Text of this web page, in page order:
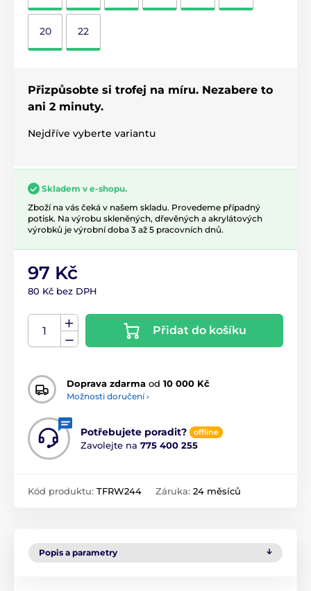
20 22
Přizpůsobte si trofej na míru. Nezabere to
ani 2 minuty.
Nejdříve vyberte variantu
Skladem v e-shopu.
Zboží na vás čeká v našem skladu. Provedeme případný
potisk. Na výrobu skleněných, dřevěných a akrylátových
výrobků je výrobní doba 3 až 5 pracovních dnů.
97 Kč
80 Kč bez DPH
Přidat do košíku
Doprava zdarma od 10 000 Kč
Možnosti doručení ›
Potřebujete poradit? offline
Zavolejte na 775 400 255
Kód produktu: TFRW244 Záruka: 24 měsíců
Popis a parametry